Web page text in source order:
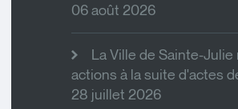
06 août 2026
La Ville de Sainte-
actions à la suite d'actes
28 juillet 2026